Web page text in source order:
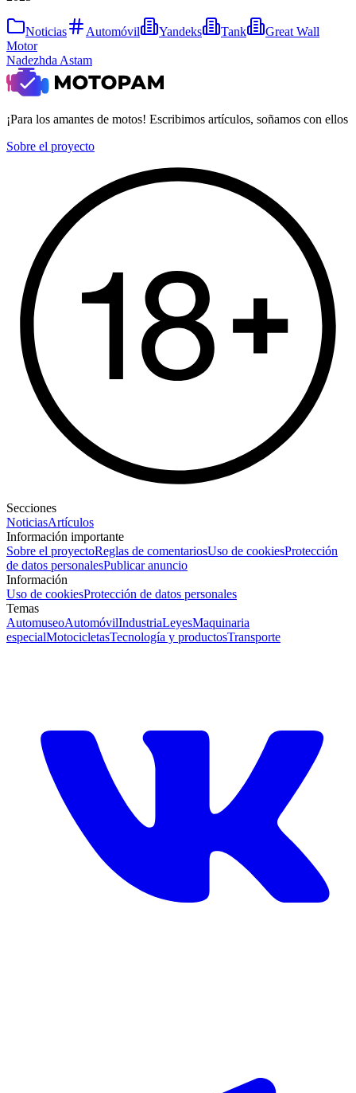
Noticias Automóvil Yandeks Tank
Great Wall
Motor
Nadezhda Astam
¡Para los amantes de motos! Escribimos artículos, soñamos con ellos
Sobre el proyecto
Secciones
NoticiasArtículos
Información importante
Sobre el proyectoReglas de comentariosUso de cookiesProtección
de datos personalesPublicar anuncio
Información
Uso de cookiesProtección de datos personales
Temas
AutomuseoAutomóvilIndustriaLeyesMaquinaria
especialMotocicletasTecnología y productosTransporte